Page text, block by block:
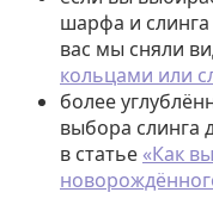
шарфа и
вас мы сняли
кольцами или
более
выбора слинга
в статье «Как